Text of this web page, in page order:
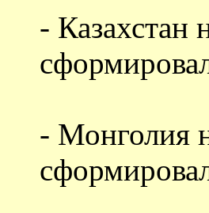
- Казахстан
- Монголия